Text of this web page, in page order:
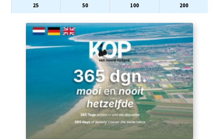
25 50 100 200